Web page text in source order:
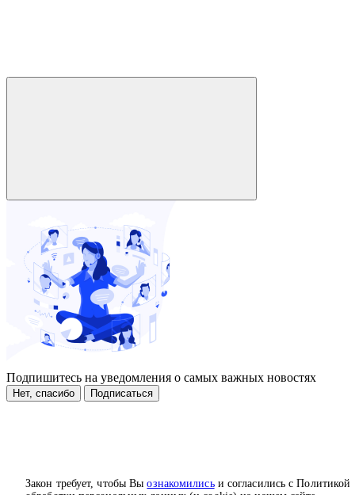
Закон требует, чтобы Выознакомилисьи согласились с Политикой
Подпишитесь на уведомления о самых важных новостях
Нет, спасибо Подписаться